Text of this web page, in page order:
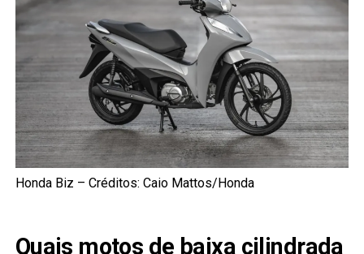
Honda Biz – Créditos: Caio Mattos/Honda
Quais motos de baixa cilindrada